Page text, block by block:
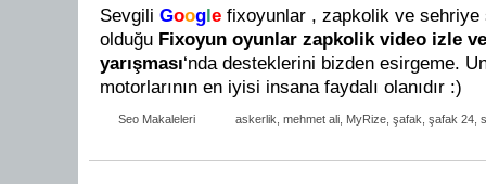
Sevgili Google fixoyunlar , zapkolik ve sehriye
olduğu Fixoyun oyunlar zapkolik video izle
yarışması‘nda desteklerini bizden esirgeme.
motorlarının en iyisi insana faydalı olanıdır :)
Seo Makaleleri askerlik mehmet ali MyRize şafak şafak 24